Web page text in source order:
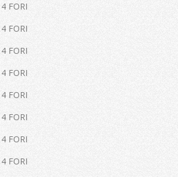
FORI
FORI
FORI
FORI
FORI
FORI
FORI
FORI